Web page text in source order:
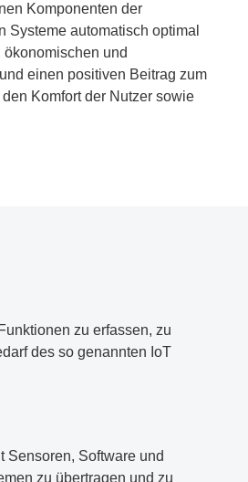
Komponenten der
automatisch optimal
und
einen positiven Beitrag zum
Komfort der Nutzer sowie
zu erfassen, zu
des so genannten IoT
Sensoren, Software und
zu übertragen und zu